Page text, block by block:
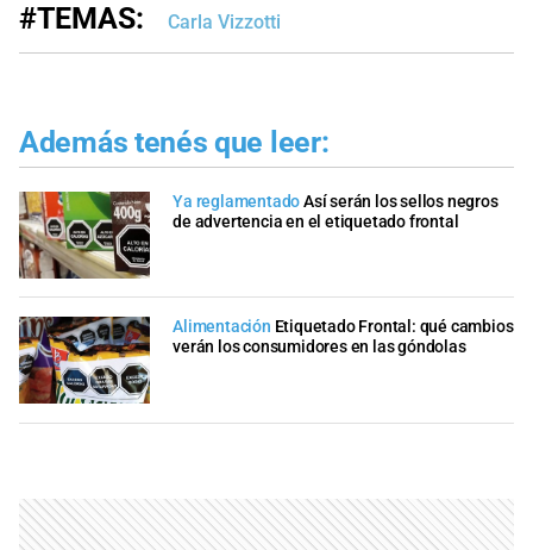
#TEMAS: Carla Vizzotti
Además tenés que leer:
Ya reglamentadoAsí serán los sellos negros
de advertencia en el etiquetado frontal
Alimentación Etiquetado Frontal: qué cambios
verán los consumidores en las góndolas